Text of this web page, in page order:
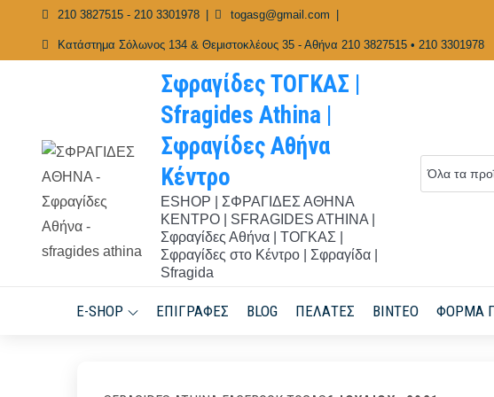
content
210 3827515 - 210 3301978 togasg@gmail.com
Κατάστημα Σόλωνος 134 & Θεμιστοκλέους 35 - Αθήνα 210 3827515 • 210 3301978
Σφραγίδες ΤΟΓΚΑΣ |
Sfragides Athina |
Σφραγίδες Αθήνα
Κέντρο
ESHOP | ΣΦΡΑΓΙΔΕΣ ΑΘΗΝΑ
ΚΕΝΤΡΟ | SFRAGIDES ATHINA |
Σφραγίδες Αθήνα | ΤΟΓΚΑΣ |
Σφραγίδες στο Κέντρο | Σφραγίδα |
Sfragida
E-SHOP ΕΠΙΓΡΑΦΈΣ BLOG ΠΕΛΆΤΕΣ ΒΊΝΤΕΟ ΦΌΡΜΑ